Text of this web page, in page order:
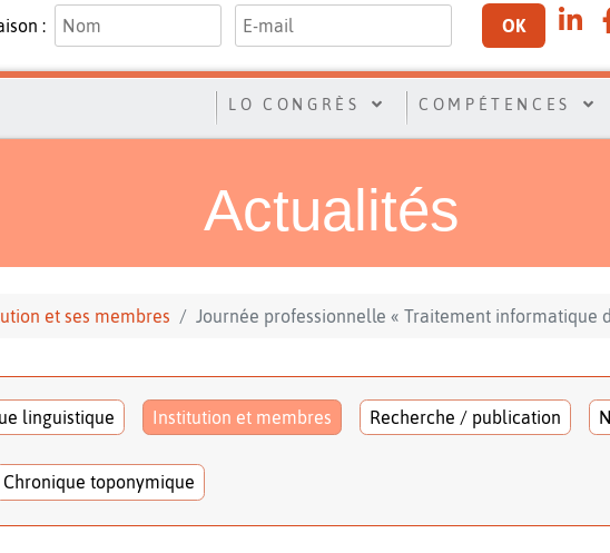
: OK
LO CONGRÈS COMPÉTENCES
Actualités
et ses membres Journée professionnelle « Traitement informatique
linguistique Institution et membres Recherche / publication
Chronique toponymique